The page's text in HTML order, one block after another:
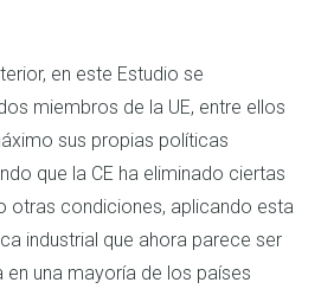
en este Estudio se
miembros de la UE, entre ellos
sus propias políticas
que la CE ha eliminado ciertas
otras condiciones, aplicando esta
industrial que ahora parece ser
una mayoría de los países